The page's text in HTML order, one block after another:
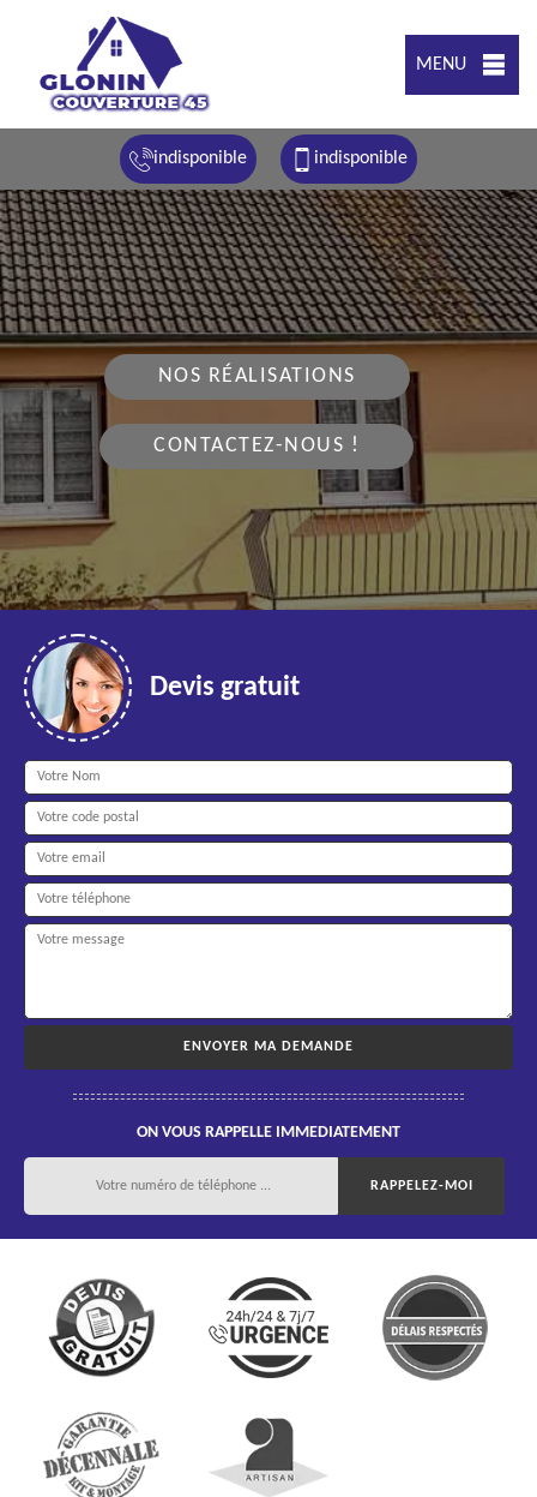
MENU
indisponible indisponible
NOS RÉALISATIONS
CONTACTEZ-NOUS !
Devis gratuit
ON VOUS RAPPELLE IMMEDIATEMENT